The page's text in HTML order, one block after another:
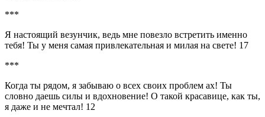
***
Я настоящий везунчик, ведь мне повезло встретить именно
тебя! Ты у меня самая привлекательная и милая на свете! 17
***
Когда ты рядом, я забываю о всех своих проблем ах! Ты
словно даешь силы и вдохновение! О такой красавице, как ты,
я даже и не мечтал! 12